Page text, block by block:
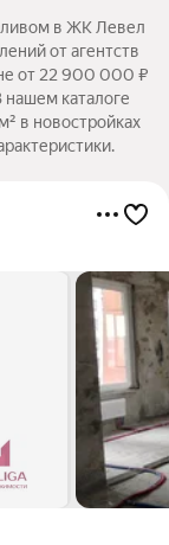
в ЖК Левел
от агентств
от 22 900 000 ₽
каталоге
в новостройках